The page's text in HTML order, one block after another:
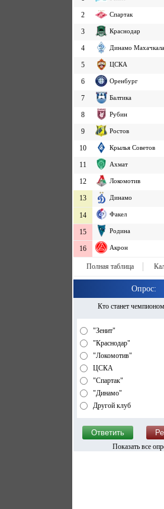
2
Спартак
3
Краснодар
4
Динамо Махачкала
5
ЦСКА
6
Оренбург
7
Балтика
8
Рубин
9
Ростов
10
Крылья Советов
11
Ахмат
12
Локомотив
13
Динамо
14 Факел
15 Родина
16 Акрон
Полная таблица
Опрос:
Кто станет
"Зенит"
"Краснодар"
"Локомотив"
ЦСКА
"Спартак"
"Динамо"
Другой клуб
Показать все